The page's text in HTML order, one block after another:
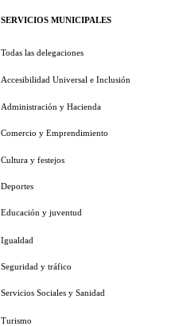
SERVICIOS MUNICIPALES
Todas las delegaciones
Accesibilidad Universal e Inclusión
Administración y Hacienda
Comercio y Emprendimiento
Cultura y festejos
Deportes
Educación y juventud
Igualdad
Seguridad y tráfico
Servicios Sociales y Sanidad
Turismo